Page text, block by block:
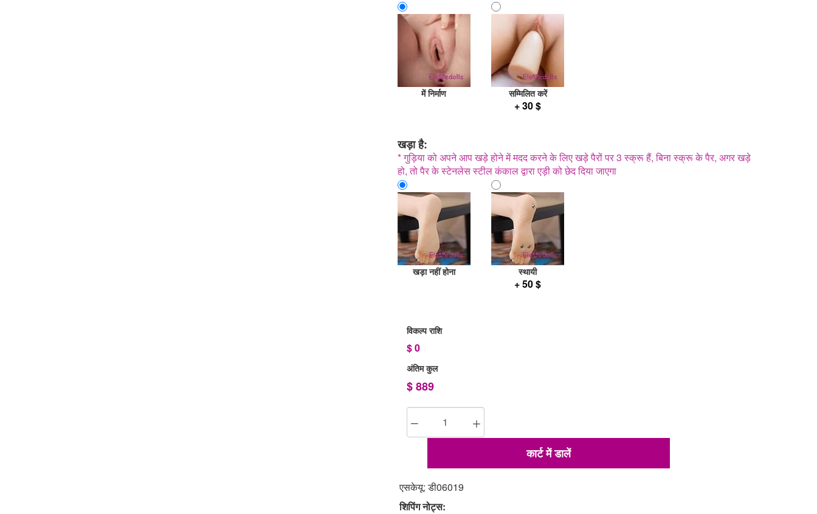
में निर्माण सम्मिलित करें
+ 30 $
खड़ा है:
* गुड़िया को अपने आप खड़े होने में मदद करने के लिए खड़े पैरों पर 3 स्क्रू हैं, बिना स्क्रू के पैर, अगर खड़े
हो, तो पैर के स्टेनलेस स्टील कंकाल द्वारा एड़ी को छेद दिया जाएगा
खड़ा नहीं होना स्थायी
+ 50 $
विकल्प राशि
$0
अंतिम कुल
$889
कार्ट में डालें
एसकेयू: डी06019
शिपिंग नोट्स: